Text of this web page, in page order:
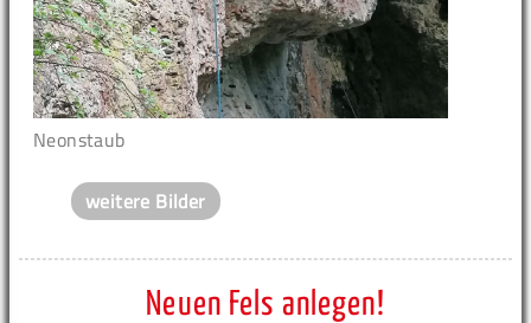
Neonstaub
weitere Bilder
Neuen Fels anlegen!